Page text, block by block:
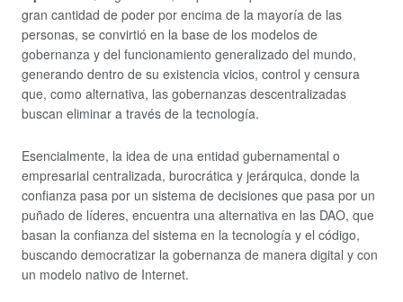
gran cantidad de poder por encima de la mayoría de las
personas, se convirtió en la base de los modelos de
gobernanza y del funcionamiento generalizado del mundo,
generando dentro de su existencia vicios, control y censura
que, como alternativa, las gobernanzas descentralizadas
buscan eliminar a través de la tecnología.
Esencialmente, la idea de una entidad gubernamental o
empresarial centralizada, burocrática y jerárquica, donde la
confianza pasa por un sistema de decisiones que pasa por un
puñado de líderes, encuentra una alternativa en las DAO, que
basan la confianza del sistema en la tecnología y el código,
buscando democratizar la gobernanza de manera digital y con
un modelo nativo de Internet.